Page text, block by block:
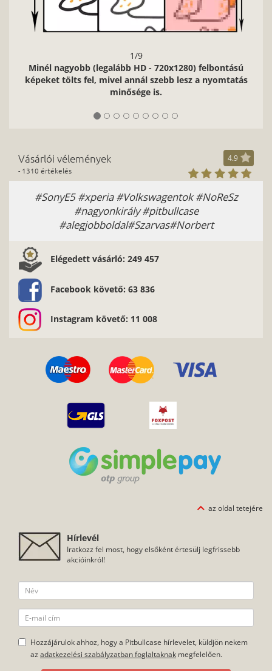
HD - 720x1280) felbontású
annál szebb lesz a nyomtatás
Vásárlói vélemények
- 1310 értékelés
4.9
#Volkswagentok #NoReSz
#pitbullcase
Köszönöm! A 2.
minőségű munka!
Elégedett vásárló: 249 457
Facebook követő: 63 836
Instagram követő: 11 008
az oldal tetejére
Hírlevél
Iratkozz fel most, hogy elsőként értesülj legfrissebb
akcióinkról!
Hozzájárulok ahhoz, hogy a Pitbullcase hírlevelet, küldjön nekem
az adatkezelési szabályzatban foglaltaknak megfelelően.